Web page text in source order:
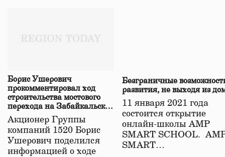
Борис Ушерович
прокомментировал ход
строительства мостового
перехода на Забайкальской
железной дороге
Акционер Группы
компаний 1520 Борис
Ушерович поделился
информацией о ходе
Безграничные
развития, не выходя из
11 января 2021 года
состоится открытие
онлайн-школы АМР
SMART SCHOOL.
SMART…